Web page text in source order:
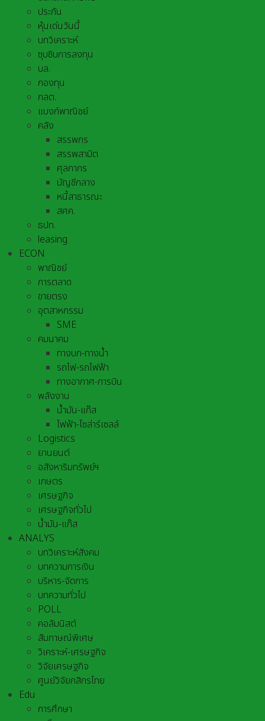
ประกัน
หุ้นเด่นวันนี้
บทวิเคราะห์
ซุบซิบการลงทุน
บล.
กองทุน
กลต.
แบงก์พาณิชย์
คลัง
สรรพกร
สรรพสามิต
ศุลกากร
บัญชีกลาง
หนี้สาธารณะ
สศค.
ธปท.
leasing
ECON
พาณิชย์
การตลาด
ขายตรง
อุตสาหกรรม
SME
คมนาคม
ทางบก-ทางน้ำ
รถไฟ-รถไฟฟ้า
ทางอากาศ-การบิน
พลังงาน
น้ำมัน-แก๊ส
ไฟฟ้า-โซล่าร์เซลล์
Logistics
ยานยนต์
อสังหาริมทรัพย์ฯ
เกษตร
เศรษฐกิจ
เศรษฐกิจทั่วไป
น้ำมัน-แก๊ส
ANALYS
บทวิเคราะห์สังคม
บทความการเงิน
บริหาร-จัดการ
บทความทั่วไป
POLL
คอลัมนิสต์
สัมภาษณ์พิเศษ
วิเคราะห์-เศรษฐกิจ
วิจัยเศรษฐกิจ
ศูนย์วิจัยกสิกรไทย
Edu
การศึกษา